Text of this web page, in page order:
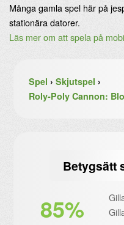
Många gamla spel här på
stationära datorer.
Läs mer om att spela på
Spel › Skjutspel ›
Roly-Poly Cannon:
Betygsätt
85%